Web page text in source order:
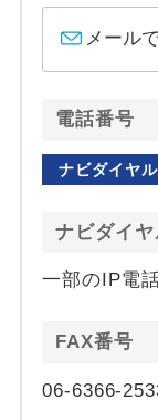
メール
電話番号
ナビダイヤル
ナビダイヤ
一部のIP電
FAX番号
06-6366-